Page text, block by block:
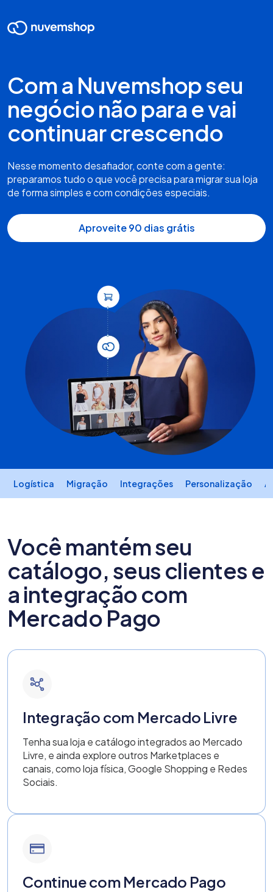
Com a Nuvemshop seu
negócio não para e vai
continuar crescendo
Nesse momento desafiador, conte com a gente:
preparamos tudo o que você precisa para migrar sua loja
de forma simples e com condições especiais.
Aproveite 90 dias grátis
Logística Migração Integrações Personalização
Você mantém seu
catálogo, seus clientes e
a integração com
Mercado Pago
Integração com Mercado Livre
Tenha sua loja e catálogo integrados ao Mercado
Livre, e ainda explore outros Marketplaces e
canais, como loja física, Google Shopping e Redes
Sociais.
Continue com Mercado Pago